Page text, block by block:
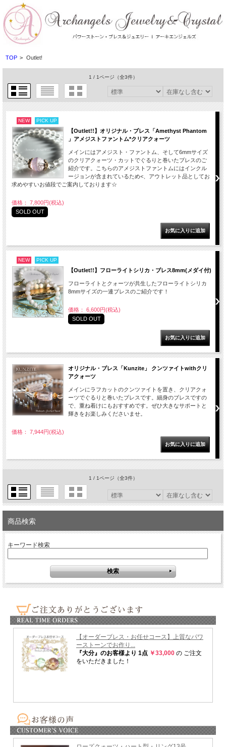
TOP > Outlet!
1 / 1ページ （全3件）
NEW PICK UP
【Outlet!!】オリジナル・ブレス「Amethyst Phantom
」アメジストファントム*クリアクォーツ
メインにはアメジスト・ファントム、そして6mmサイズ
のクリアクォーツ・カットでぐるりと巻いたブレスのご
紹介です。こちらのアメジストファントムにはインクル
ージョンが含まれているため<、アウトレット品としてお
求めやすいお値段でご案内しております☆
価格： 7,800円(税込)
SOLD OUT
NEW PICK UP
【Outlet!!】フローライトシリカ・ブレス8mm(メダイ付)
フローライトとクォーツが共生したフローライトシリカ
8mmサイズの一連ブレスのご紹介です！
価格： 6,600円(税込)
SOLD OUT
オリジナル・ブレス「Kunzite」 クンツァイトwithクリ
アクォーツ
メインにラフカットのクンツァイトを置き、クリアクォ
ーツでぐるりと巻いたブレスです。細身のブレスですの
で、重ね着けにもおすすめです。ぜひ大きなサポートと
輝きをお楽しみくださいませ。
価格： 7,944円(税込)
1 / 1ページ （全3件）
商品検索
キーワード検索